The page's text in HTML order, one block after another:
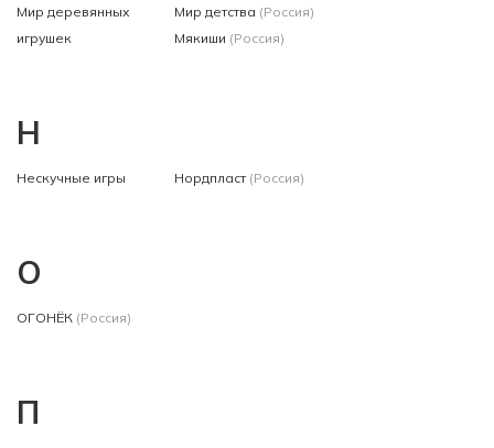
Мир деревянных
игрушек
Мир детства (Россия)
Мякиши (Россия)
Н
Нескучные игры Нордпласт (Россия)
О
ОГОНЁК (Россия)
П